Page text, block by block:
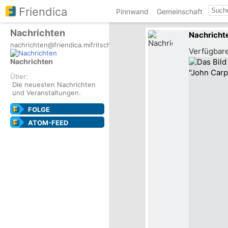
Friendica Pinnwand Gemeinschaft
Nachrichten
nachrichten@friendica.mifritscher.de
Nachrichten
Über:
Die neuesten Nachrichten
und Veranstaltungen.
FOLGE
ATOM-FEED